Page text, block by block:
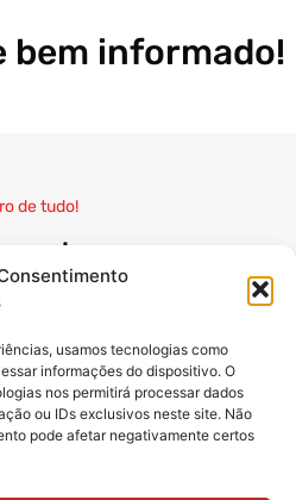
usamos tecnologias como
informações do dispositivo. O
nos permitirá processar dados
ou IDs exclusivos neste site. Não
pode afetar negativamente certos
bem informado!
de tudo!
nossas
atualizadas